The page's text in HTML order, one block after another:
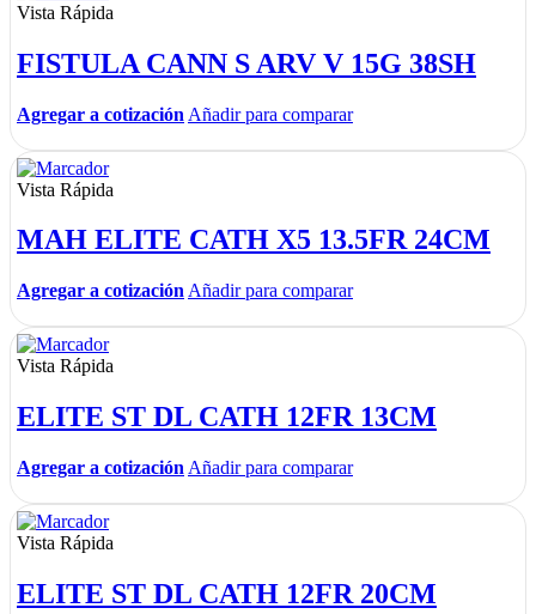
Vista Rápida
FISTULA CANN S ARV V 15G 38SH
Agregar a cotización Añadir para comparar
Vista Rápida
MAH ELITE CATH X5 13.5FR 24CM
Agregar a cotización Añadir para comparar
Vista Rápida
ELITE ST DL CATH 12FR 13CM
Agregar a cotización Añadir para comparar
Vista Rápida
ELITE ST DL CATH 12FR 20CM